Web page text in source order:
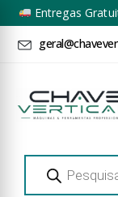
Entregas
Products
search